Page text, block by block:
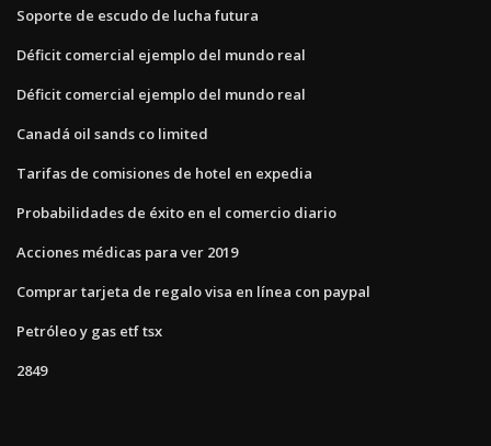
Soporte de escudo de lucha futura
Déficit comercial ejemplo del mundo real
Déficit comercial ejemplo del mundo real
Canadá oil sands co limited
Tarifas de comisiones de hotel en expedia
Probabilidades de éxito en el comercio diario
Acciones médicas para ver 2019
Comprar tarjeta de regalo visa en línea con paypal
Petróleo y gas etf tsx
2849